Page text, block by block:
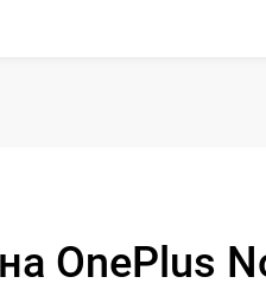
OnePlus